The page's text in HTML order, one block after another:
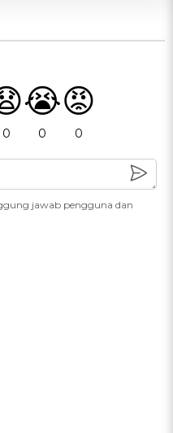
0
😭
0
😡
0
jawab pengguna dan